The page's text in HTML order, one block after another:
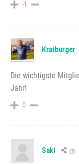
-1
Kraiburger
Die wichtigste
Jahr!
0
Saki